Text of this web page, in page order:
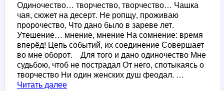
Одиночество… творчество, творчество… Чашка
чая, сюжет на десерт. Не ропщу, проживаю
пророчество, Что дано было в зареве лет.
Утешение… мнение, мнение На сомнение: время
вперёд! Цепь событий, их соединение Совершает
во мне оборот. Для того и дано одиночество Мне
судьбою, чтоб не пострадал От него, спотыкаясь о
творчество Ни один женских душ феодал. …
Читать далееТворчество